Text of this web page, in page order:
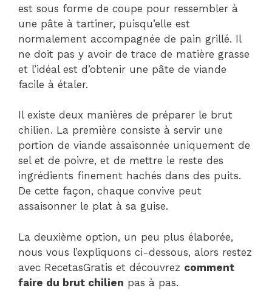
est sous forme de coupe pour ressembler à
une pâte à tartiner, puisqu’elle est
normalement accompagnée de pain grillé. Il
ne doit pas y avoir de trace de matière grasse
et l’idéal est d’obtenir une pâte de viande
facile à étaler.
Il existe deux manières de préparer le brut
chilien. La première consiste à servir une
portion de viande assaisonnée uniquement de
sel et de poivre, et de mettre le reste des
ingrédients finement hachés dans des puits.
De cette façon, chaque convive peut
assaisonner le plat à sa guise.
La deuxième option, un peu plus élaborée,
nous vous l’expliquons ci-dessous, alors restez
avec RecetasGratis et découvrez comment
faire du brut chilien pas à pas.